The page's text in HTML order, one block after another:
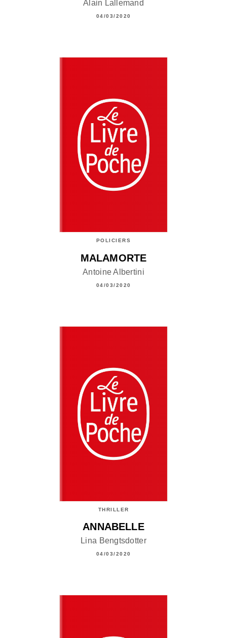
Alain Lallemand
04/03/2020
POLICIERS
MALAMORTE
Antoine Albertini
04/03/2020
THRILLER
ANNABELLE
Lina Bengtsdotter
04/03/2020